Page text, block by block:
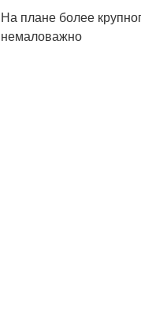
На плане более
немаловажно